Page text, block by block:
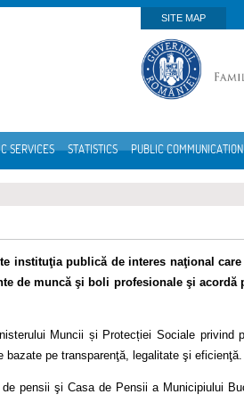
SITE MAP
SERVICES STATISTICS PUBLIC COMMUNICATION
instituţia publică de interes naţional
de muncă şi boli profesionale şi
Muncii și Protecției Sociale privind
pe transparenţă, legalitate şi eficienţă.
pensii şi Casa de Pensii a Municipiului